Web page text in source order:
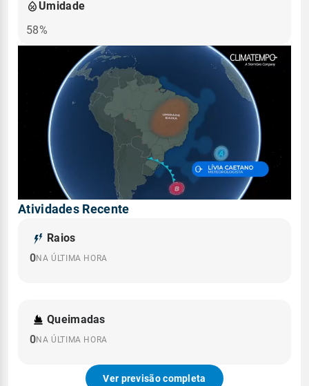
Umidade
58%
Atividades Recente
Raios
0NA ÚLTIMA HORA
Queimadas
0NA ÚLTIMA HORA
Ver previsão completa